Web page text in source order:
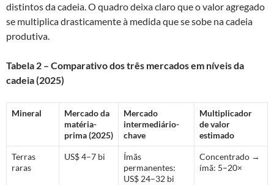
distintos da cadeia. O quadro deixa claro que o valor agregado
se multiplica drasticamente à medida que se sobe na cadeia
produtiva.
Tabela 2 – Comparativo dos três mercados em níveis da
cadeia (2025)
Mineral
Mercado da
matéria-
prima (2025)
Mercado
intermediário-
chave
Multiplicador
de valor
estimado
Terras
raras
US$ 4–7 bi
Ímãs
permanentes:
US$ 24–32 bi
Concentrado →
ímã: 5–20×